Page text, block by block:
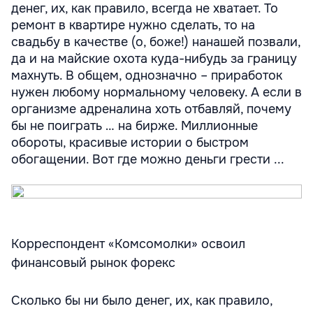
денег, их, как правило, всегда не хватает. То
ремонт в квартире нужно сделать, то на
свадьбу в качестве (о, боже!) нанашей позвали,
да и на майские охота куда-нибудь за границу
махнуть. В общем, однозначно – приработок
нужен любому нормальному человеку. А если в
организме адреналина хоть отбавляй, почему
бы не поиграть … на бирже. Миллионные
обороты, красивые истории о быстром
обогащении. Вот где можно деньги грести ...
Корреспондент «Комсомолки» освоил
финансовый рынок форекс
Сколько бы ни было денег, их, как правило,